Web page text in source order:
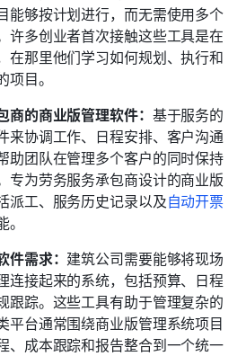
能够按计划进行，而无需使用多个
许多创业者首次接触这些工具是在
在那里他们学习如何规划、执行和
目。
的商业版管理软件： 基于服务的
来协调工作、日程安排、客户沟通
助团队在管理多个客户的同时保持
专为劳务服务承包商设计的商业版
派工、服务历史记录以及自动开票
需求： 建筑公司需要能够将现场
连接起来的系统，包括预算、日程
跟踪。这些工具有助于管理复杂的
平台通常围绕商业版管理系统项目
、成本跟踪和报告整合到一个统一